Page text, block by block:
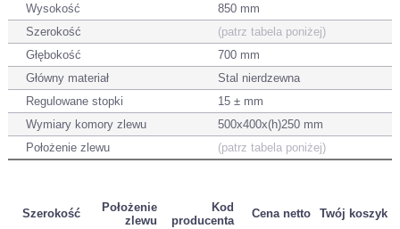
Wysokość
850 mm
Szerokość
(patrz tabela poniżej)
Głębokość
700 mm
Główny materiał
Stal nierdzewna
Regulowane stopki
15 ± mm
Wymiary komory zlewu
500x400x(h)250 mm
Położenie zlewu
(patrz tabela poniżej)
Szerokość
Położenie
zlewu
Kod
producenta
Cena netto Twój koszyk